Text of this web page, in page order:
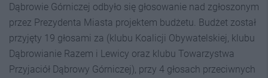
Dąbrowie Górniczej odbyło się głosowanie nad zgłoszonym
przez Prezydenta Miasta projektem budżetu. Budżet został
przyjęty 19 głosami za (klubu Koalicji Obywatelskiej, klubu
Dąbrowianie Razem i Lewicy oraz klubu Towarzystwa
Przyjaciół Dąbrowy Górniczej), przy 4 głosach przeciwnych